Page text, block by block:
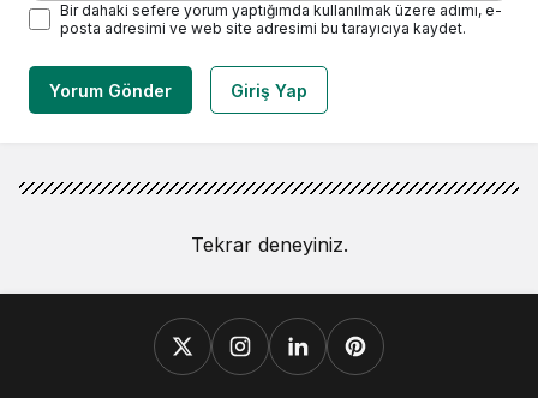
Bir dahaki sefere yorum yaptığımda kullanılmak üzere adımı, e-
posta adresimi ve web site adresimi bu tarayıcıya kaydet.
Yorum Gönder Giriş Yap
Tekrar deneyiniz.